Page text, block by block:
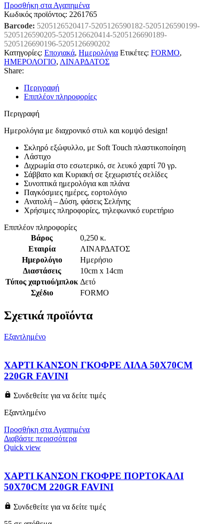
Προσθήκη στα Αγαπημένα
Κωδικός προϊόντος: 2261765
Barcode: 5205126520417-5205126590182-5205126590199-
5205126590205-5205126620414-5205126690189-
5205126690196-5205126690202
Κατηγορίες: Εποχιακά, Ημερολόγια Ετικέτες: FORMO,
ΗΜΕΡΟΛΟΓΙΟ, ΛΙΝΑΡΔΑΤΟΣ
Share:
Περιγραφή
Επιπλέον πληροφορίες
Περιγραφή
Ημερολόγια με διαχρονικό στυλ και κομψό design!
Σκληρό εξώφυλλο, με Soft Touch πλαστικοποίηση
Λάστιχο
Διχρωμία στο εσωτερικό, σε λευκό χαρτί 70 γρ.
Σάββατο και Κυριακή σε ξεχωριστές σελίδες
Συνοπτικά ημερολόγια και πλάνα
Παγκόσμιες ημέρες, εορτολόγιο
Ανατολή – Δύση, φάσεις Σελήνης
Χρήσιμες πληροφορίες, τηλεφωνικό ευρετήριο
Επιπλέον πληροφορίες
Βάρος
0,250 κ.
Εταιρία
ΛΙΝΑΡΔΑΤΟΣ
Ημερολόγιο
Ημερήσιο
Διαστάσεις
10cm x 14cm
Τύπος χαρτιού/μπλοκ Δετό
Σχέδιο
FORMO
Σχετικά προϊόντα
Εξαντλημένο
ΧΑΡΤΙ ΚΑΝΣΟΝ ΓΚΟΦΡΕ ΛΙΛΑ 50X70CM
220GR FAVINI
Συνδεθείτε για να δείτε τιμές
Εξαντλημένο
Προσθήκη στα Αγαπημένα
Διαβάστε περισσότερα
Quick view
ΧΑΡΤΙ ΚΑΝΣΟΝ ΓΚΟΦΡΕ ΠΟΡΤΟΚΑΛΙ
50X70CM 220GR FAVINI
Συνδεθείτε για να δείτε τιμές